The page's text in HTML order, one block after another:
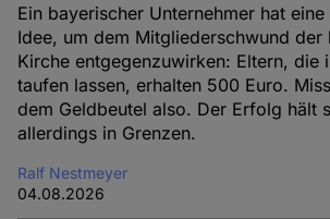
Ein bayerischer Unternehmer hat
Idee, um dem Mitgliederschwund der
Kirche entgegenzuwirken: Eltern, die
taufen lassen, erhalten 500 Euro.
dem Geldbeutel also. Der Erfolg hält
allerdings in Grenzen.
Ralf Nestmeyer
04.08.2026